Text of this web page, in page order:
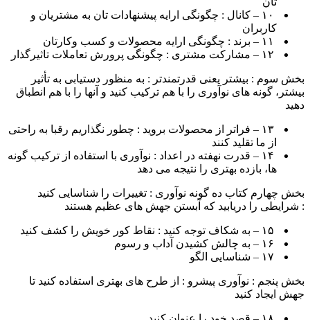
۱۰ – کانال : چگونگی ارایه پیشنهادات تان به مشتریان و
کاربران
بخش سوم : بیشتر یعنی قدرتمندتر : به منظور دستیابی به تأثیر
بیشتر، گونه های نوآوری را با هم ترکیب کنید و آنها را با هم انطباق
دهید
۱۳ – فراتر از محصولات بروید : چطور نگذاریم رقبا به راحتی
از ما تقلید کنند
۱۴ – قدرت نهفته در اعداد : نوآوری با استفاده از ترکیب گونه
ها، بازده بهتری را نتیجه می دهد
بخش چهارم کتاب ده گونه نوآوری : تغییرات را شناسایی کنید
: شرایطی را دریابید که آبستن جهش های عظیم هستند
بخش پنجم : نوآوری پیشرو : از طرح های بهتری استفاده کنید تا
جهش ایجاد کنید